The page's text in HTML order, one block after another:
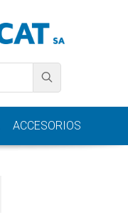
ACCESORIOS